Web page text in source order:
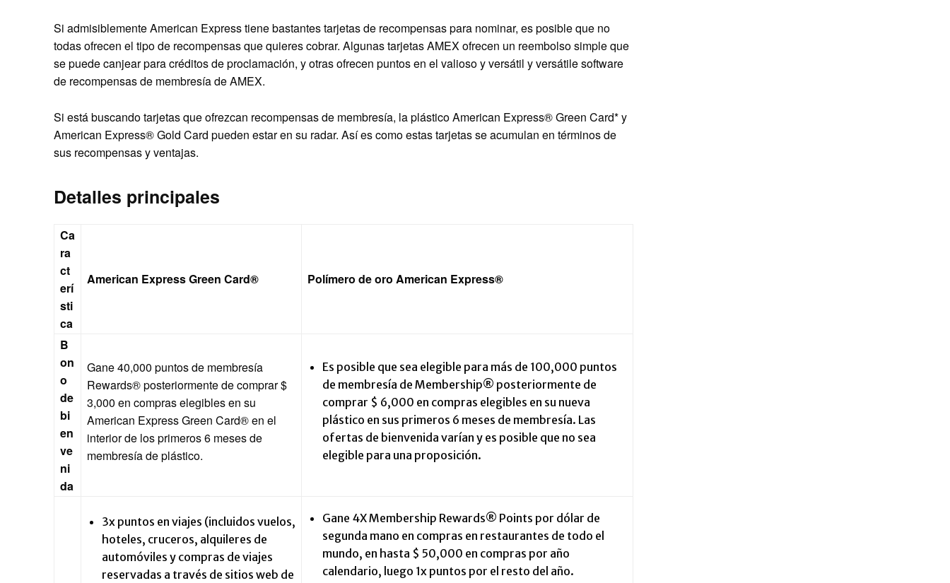
Si admisiblemente American Express tiene bastantes tarjetas de recompensas para nominar, es posible que no
todas ofrecen el tipode recompensas que quieres cobrar. Algunas tarjetas AMEX ofrecen un reembolso simple que
se puede canjear para créditos de proclamación, y otras ofrecen puntos en el valioso y versátil y versátile software
de recompensas de membresía de AMEX.
Si está buscando tarjetas que ofrezcan recompensas de membresía, la plástico American Express® Green Card* y
American Express® Gold Card pueden estar en su radar. Así es como estas tarjetas se acumulan en términos de
sus recompensas y ventajas.
Detalles principales
Ca
ra
ct
erí
sti
ca
American Express Green Card® Polímero de oro American Express®
B
on
o
de
bi
en
ve
ni
da
Gane 40,000 puntos de membresía
Rewards® posteriormente de comprar $
3,000 en compras elegibles en su
American Express Green Card® en el
interior de los primeros 6 meses de
membresía de plástico.
Es posible que sea elegible para más de 100,000 puntos
de membresía de Membership® posteriormente de
comprar $ 6,000 en compras elegibles en su nueva
plástico en sus primeros 6 meses de membresía. Las
ofertas de bienvenida varían y es posible que no sea
elegible para una proposición.
3x puntos en viajes (incluidos vuelos,
hoteles, cruceros, alquileres de
automóviles y compras de viajes
reservadas a través de sitios web de
Gane 4X Membership Rewards® Points por dólar de
segunda mano en compras en restaurantes de todo el
mundo, en hasta $ 50,000 en compras por año
calendario, luego 1x puntos por el resto del año.